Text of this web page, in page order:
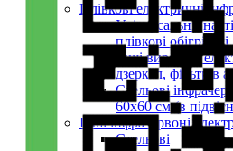
Плівкові електричні
Універсальні
плівкові обігрівачі
Інші вироби з
дзеркал, фільтрів
Стельові
60х60 см (в
Інші інфрачервоні
Стельові